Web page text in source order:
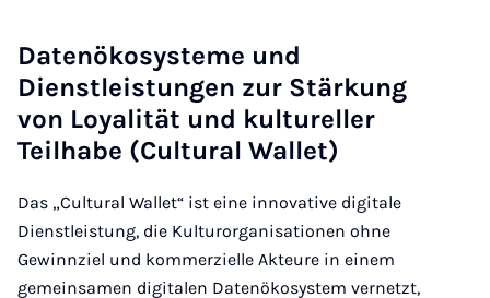
Datenökosysteme und
Dienstleistungen zur Stärkung
von Loyalität und kultureller
Teilhabe (Cultural Wallet)
Das „Cultural Wallet“ ist eine innovative digitale
Dienstleistung, die Kulturorganisationen ohne
Gewinnziel und kommerzielle Akteure in einem
gemeinsamen digitalen Datenökosystem vernetzt,